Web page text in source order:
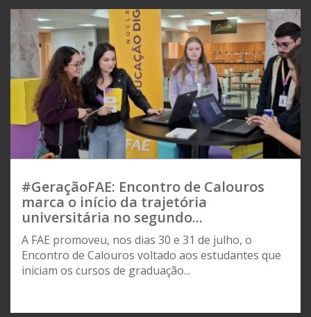
#GeraçãoFAE: Encontro de Calouros
marca o início da trajetória
universitária no segundo...
A FAE promoveu, nos dias 30 e 31 de julho, o
Encontro de Calouros voltado aos estudantes que
iniciam os cursos de graduação...